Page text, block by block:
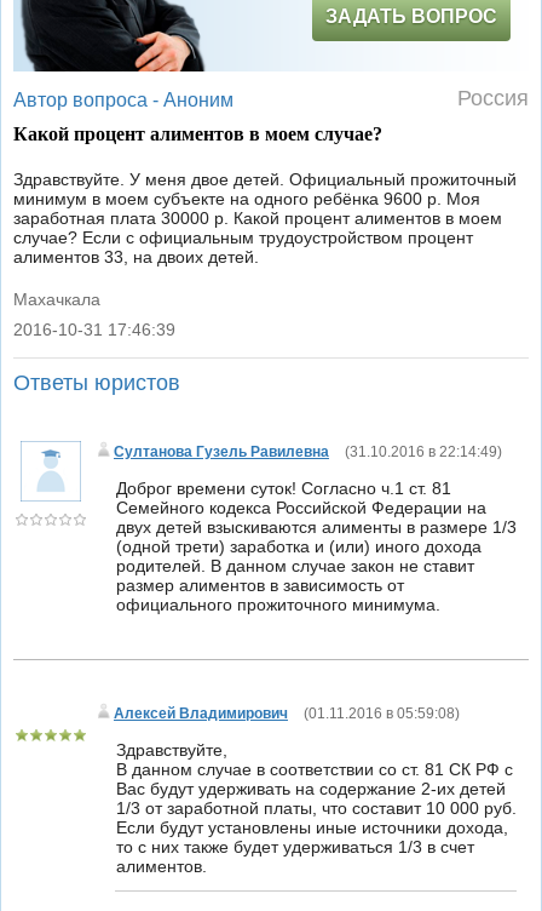
ЗАДАТЬ ВОПРОС
Автор вопроса - Аноним Россия
Какой процент алиментов в моем случае?
Здравствуйте. У меня двое детей. Официальный прожиточный
минимум в моем субъекте на одного ребёнка 9600 р. Моя
заработная плата 30000 р. Какой процент алиментов в моем
случае? Если с официальным трудоустройством процент
алиментов 33, на двоих детей.
Махачкала
|
2016-10-31 17:46:39
Ответы юристов
Султанова Гузель Равилевна (31.10.2016 в 22:14:49)
Доброг времени суток! Согласно ч.1 ст. 81
Семейного кодекса Российской Федерации на
двух детей взыскиваются алименты в размере 1/3
(одной трети) заработка и (или) иного дохода
родителей. В данном случае закон не ставит
размер алиментов в зависимость от
официального прожиточного минимума.
Алексей Владимирович (01.11.2016 в 05:59:08)
Здравствуйте,
В данном случае в соответствии со ст. 81 СК РФ с
Вас будут удерживать на содержание 2-их детей
1/3 от заработной платы, что составит 10 000 руб.
Если будут установлены иные источники дохода,
то с них также будет удерживаться 1/3 в счет
алиментов.